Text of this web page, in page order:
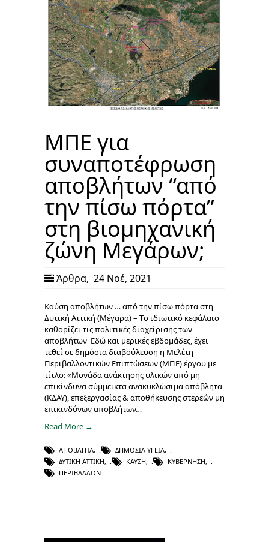
ΜΠΕ για
συναποτέφρωση
αποβλήτων “από
την πίσω πόρτα”
στη βιομηχανική
ζώνη Μεγάρων;
Άρθρα, 24 Νοέ, 2021
Καύση αποβλήτων … από την πίσω πόρτα στη
Δυτική Αττική (Μέγαρα) – Tο ιδιωτικό κεφάλαιο
καθορίζει τις πολιτικές διαχείρισης των
αποβλήτων Εδώ και μερικές εβδομάδες, έχει
τεθεί σε δημόσια διαβούλευση η Μελέτη
Περιβαλλοντικών Επιπτώσεων (ΜΠΕ) έργου με
τίτλο: «Μονάδα ανάκτησης υλικών από μη
επικίνδυνα σύμμεικτα ανακυκλώσιμα απόβλητα
(ΚΔΑΥ), επεξεργασίας & αποθήκευσης στερεών μη
επικινδύνων αποβλήτων…
Read More →
ΑΠΌΒΛΗΤΑ, ΔΗΜΌΣΙΑ ΥΓΕΊΑ,
ΔΥΤΙΚΉ ΑΤΤΙΚΉ, ΚΑΎΣΗ, ΚΥΒΈΡΝΗΣΗ,
ΠΕΡΙΒΆΛΛΟΝ